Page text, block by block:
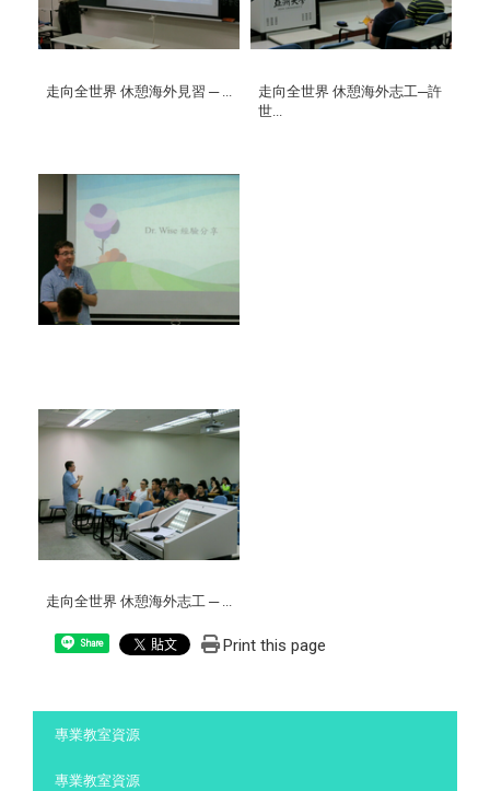
走向全世界 休憩海外見習 ─ ...
走向全世界 休憩海外志工─許
世...
走向全世界 休憩海外志工 ─ ...
Share Print this page
專業教室資源
專業教室資源